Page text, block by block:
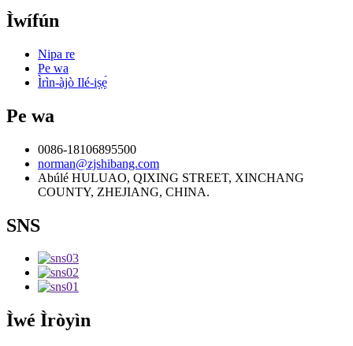
Ìwífún
Nipa re
Pe wa
Ìrìn-àjò Ilé-iṣẹ́
Pe wa
0086-18106895500
norman@zjshibang.com
Abúlé HULUAO, QIXING STREET, XINCHANG
COUNTY, ZHEJIANG, CHINA.
SNS
Ìwé Ìròyìn